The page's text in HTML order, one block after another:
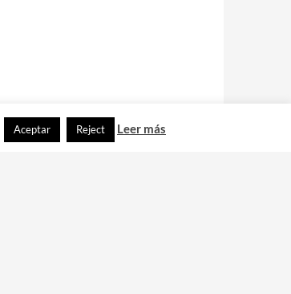
Aceptar Reject Leer más